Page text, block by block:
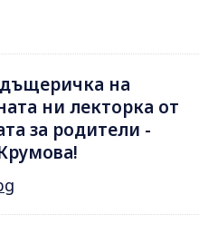
на
ни лекторка от
за родители -